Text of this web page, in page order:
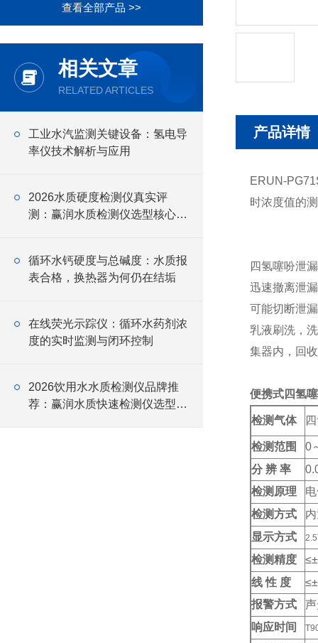
查看全部产品 >>
相关文章
RELATED ARTICLES
工业水汽监测关键设备：氢电导
率仪技术解析与应用
2026水质硬度检测仪真实评
测：赢润水质检测仪选型核心要
循环水钙硬度与总碱度：水质报
表合格，换热器为何仍在结垢
在线荧光示踪仪：循环水药剂浓
度的实时监测与闭环控制
2026饮用水水质检测仪品牌推
荐：赢润水质快速检测仪选型指
产品详情
ERUN-
时浓度值的
四氢噻吩泄
迅速撤离泄
可能切断泄
乳液刷洗，
集器内，回
便携式四氢
检测气体
检测范围 0
分 辨 率
检测原理
检测方式
显示方式
2.5
检测精度
线 性 度
报警方式
响应时间